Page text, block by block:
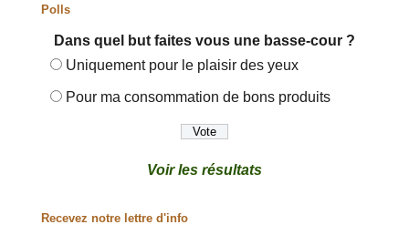
Polls
Dans quel but faites vous une basse-cour ?
Uniquement pour le plaisir des yeux
Pour ma consommation de bons produits
Voir les résultats
Recevez notre lettre d'info